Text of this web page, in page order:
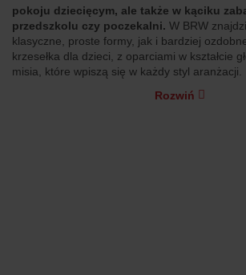
pokoju dziecięcym, ale także w kąciku
przedszkolu czy poczekalni. W BRW
klasyczne, proste formy, jak i bardziej
krzesełka dla dzieci, z oparciami w kształcie
misia, które wpiszą się w każdy styl aranżacji.
Rozwiń